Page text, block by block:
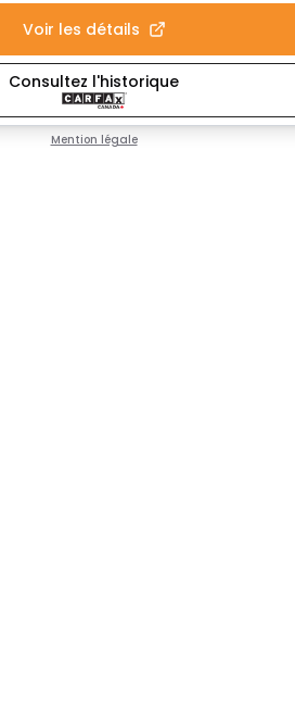
Voir les détails
Consultez l'historique
Mention légale